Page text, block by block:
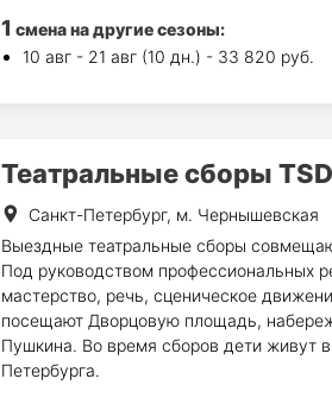
1 смена на другие сезоны:
10 авг - 21 авг (10 дн.) - 33 820 руб.
Театральные сборы
Санкт-Петербург, м. Чернышевская
Выездные театральные сборы
Под руководством профессиональных
мастерство, речь, сценическое
посещают Дворцовую площадь,
Пушкина. Во время сборов дети живут
Петербурга.